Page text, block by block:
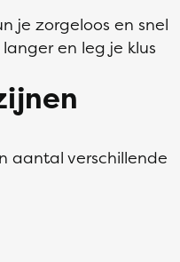
je zorgeloos en snel
en leg je klus
aantal verschillende